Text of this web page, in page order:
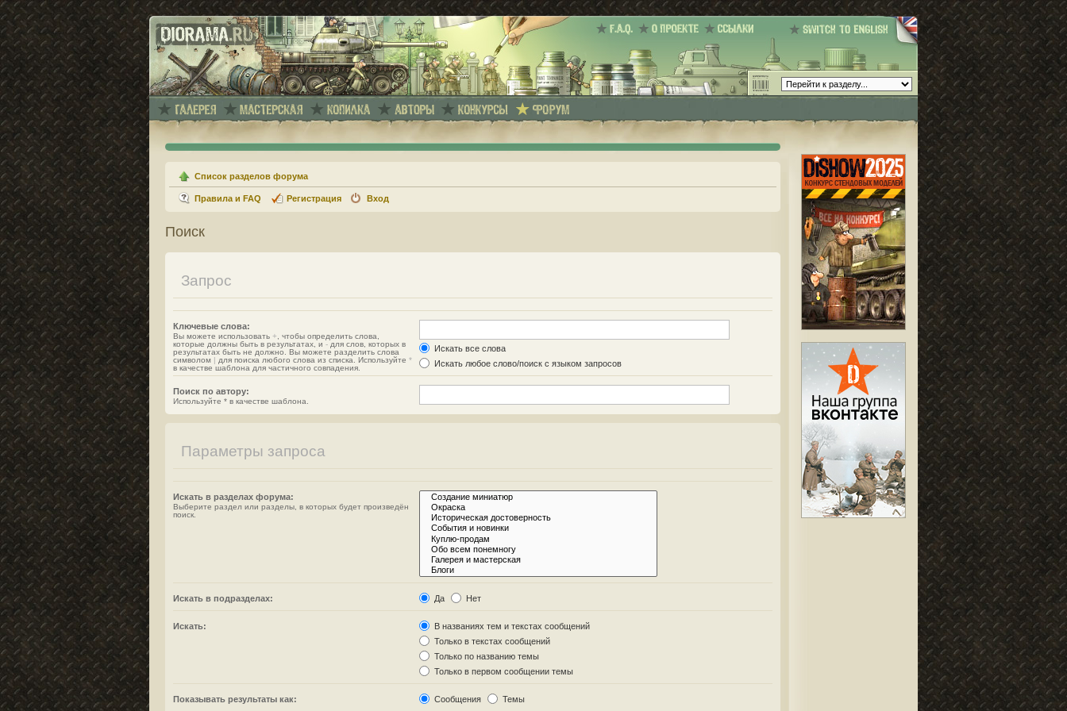
Список разделов форума
Правила и FAQ Регистрация Вход
Поиск
Запрос
Ключевые слова:
Вы можете использовать + , чтобы определить слова,
которые должны быть в результатах, и - для слов, которых в
результатах быть не должно. Вы можете разделить слова
символом | для поиска любого слова из списка. Используйте *
в качестве шаблона для частичного совпадения.
Искать все слова
Искать любое слово/поиск с языком запросов
Поиск по автору:
Используйте * в качестве шаблона.
Параметры запроса
Искать в разделах форума:
Выберите раздел или разделы, в которых будет произведён
поиск.
Искать в подразделах: Да Нет
Искать:
В названиях тем и текстах сообщений
Только в текстах сообщений
Только по названию темы
Только в первом сообщении темы
Показывать результаты как: Сообщения Темы